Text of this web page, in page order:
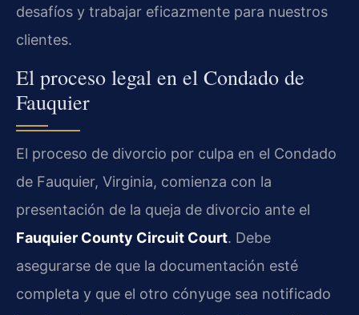
desafíos y trabajar eficazmente para nuestros
clientes.
El proceso legal en el Condado de
Fauquier
El proceso de divorcio por culpa en el Condado
de Fauquier, Virginia, comienza con la
presentación de la queja de divorcio ante el
Fauquier County Circuit Court. Debe
asegurarse de que la documentación esté
completa y que el otro cónyuge sea notificado